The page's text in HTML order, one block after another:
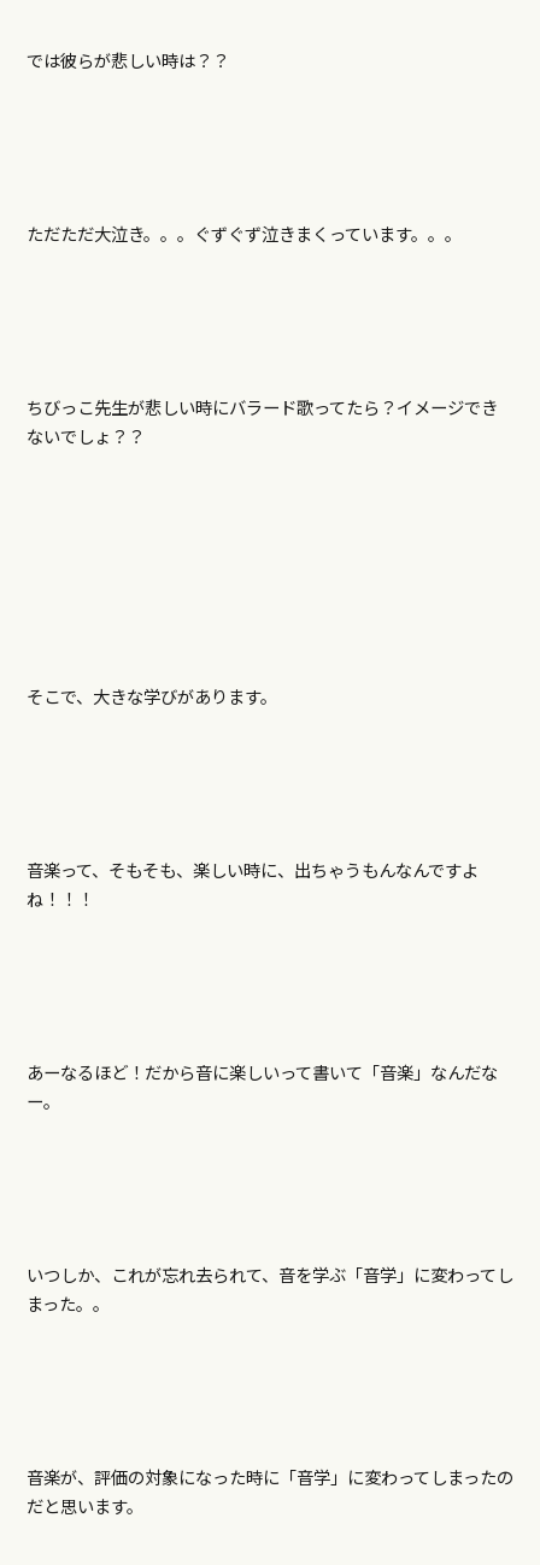
では彼らが悲しい時は？？
ただただ大泣き。。。ぐずぐず泣きまくっています。。。
ちびっこ先生が悲しい時にバラード歌ってたら？イメージでき
ないでしょ？？
そこで、大きな学びがあります。
音楽って、そもそも、楽しい時に、出ちゃうもんなんですよ
ね！！！
あーなるほど！だから音に楽しいって書いて「音楽」なんだな
ー。
いつしか、これが忘れ去られて、音を学ぶ「音学」に変わってし
まった。。
音楽が、評価の対象になった時に「音学」に変わってしまったの
だと思います。